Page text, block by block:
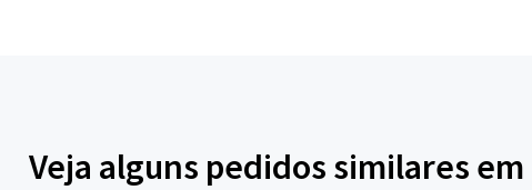
Veja alguns pedidos similares